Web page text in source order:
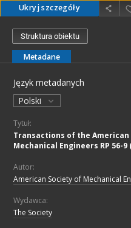
Ukryj szczegóły
Struktura obiektu
Metadane
Język metadanych
Polski
Tytuł:
Transactions of the
Mechanical Engineers RP 56-9
Autor:
American Society of Mechanical
Wydawca:
The Society